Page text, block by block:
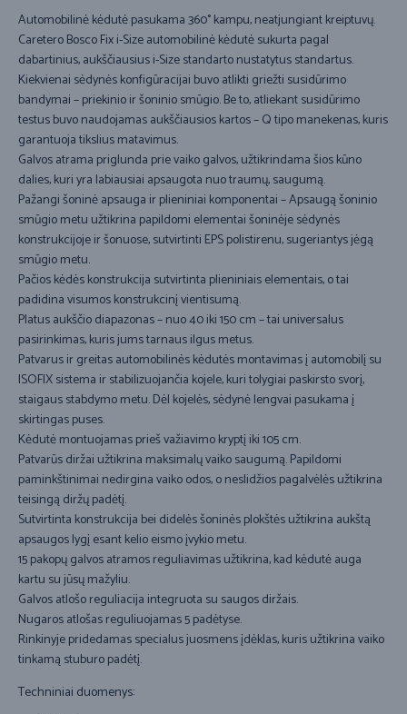
Automobilinė kėdutė pasukama 360° kampu, neatjungiant kreiptuvų.
Caretero Bosco Fix i-Size automobilinė kėdutė sukurta pagal
dabartinius, aukščiausius i-Size standarto nustatytus standartus.
Kiekvienai sėdynės konfigūracijai buvo atlikti griežti susidūrimo
bandymai – priekinio ir šoninio smūgio. Be to, atliekant susidūrimo
testus buvo naudojamas aukščiausios kartos – Q tipo manekenas, kuris
garantuoja tikslius matavimus.
Galvos atrama priglunda prie vaiko galvos, užtikrindama šios kūno
dalies, kuri yra labiausiai apsaugota nuo traumų, saugumą.
Pažangi šoninė apsauga ir plieniniai komponentai – Apsaugą šoninio
smūgio metu užtikrina papildomi elementai šoninėje sėdynės
konstrukcijoje ir šonuose, sutvirtinti EPS polistirenu, sugeriantys jėgą
smūgio metu.
Pačios kėdės konstrukcija sutvirtinta plieniniais elementais, o tai
padidina visumos konstrukcinį vientisumą.
Platus aukščio diapazonas – nuo 40 iki 150 cm – tai universalus
pasirinkimas, kuris jums tarnaus ilgus metus.
Patvarus ir greitas automobilinės kėdutės montavimas į automobilį su
ISOFIX sistema ir stabilizuojančia kojele, kuri tolygiai paskirsto svorį,
staigaus stabdymo metu. Dėl kojelės, sėdynė lengvai pasukama į
skirtingas puses.
Kėdutė montuojamas prieš važiavimo kryptį iki 105 cm.
Patvarūs diržai užtikrina maksimalų vaiko saugumą. Papildomi
paminkštinimai nedirgina vaiko odos, o neslidžios pagalvėlės užtikrina
teisingą diržų padėtį.
Sutvirtinta konstrukcija bei didelės šoninės plokštės užtikrina aukštą
apsaugos lygį esant kelio eismo įvykio metu.
15 pakopų galvos atramos reguliavimas užtikrina, kad kėdutė auga
kartu su jūsų mažyliu.
Galvos atlošo reguliacija integruota su saugos diržais.
Nugaros atlošas reguliuojamas 5 padėtyse.
Rinkinyje pridedamas specialus juosmens įdėklas, kuris užtikrina vaiko
tinkamą stuburo padėtį.
Techniniai duomenys: